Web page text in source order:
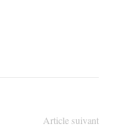
Article suivant